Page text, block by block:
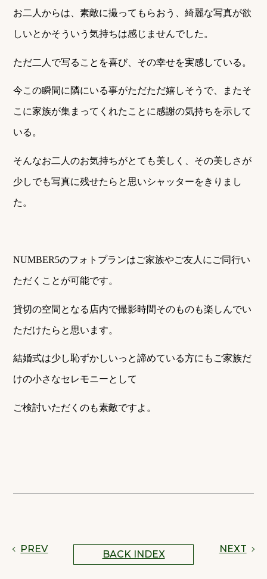
お二人からは、素敵に撮ってもらおう、綺麗な写真が欲
しいとかそういう気持ちは感じませんでした。
ただ二人で写ることを喜び、その幸せを実感している。
今この瞬間に隣にいる事がただただ嬉しそうで、またそ
こに家族が集まってくれたことに感謝の気持ちを示して
いる。
そんなお二人のお気持ちがとても美しく、その美しさが
少しでも写真に残せたらと思いシャッターをきりまし
た。
NUMBER5のフォトプランはご家族やご友人にご同行い
ただくことが可能です。
貸切の空間となる店内で撮影時間そのものも楽しんでい
ただけたらと思います。
結婚式は少し恥ずかしいっと諦めている方にもご家族だ
けの小さなセレモニーとして
ご検討いただくのも素敵ですよ。
PREV NEXT
BACK INDEX